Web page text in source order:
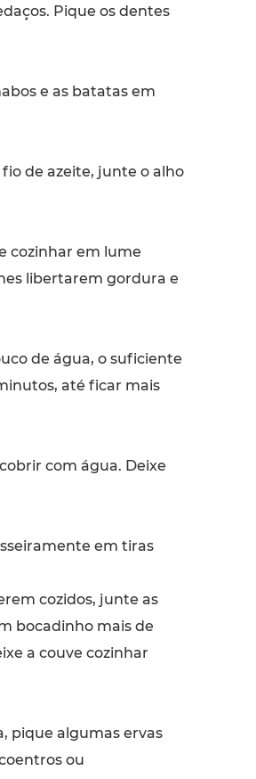
Pique os dentes
e as batatas em
de azeite, junte o alho
cozinhar em lume
libertarem gordura e
de água, o suficiente
até ficar mais
com água. Deixe
em tiras
cozidos, junte as
bocadinho mais de
a couve cozinhar
pique algumas ervas
ou